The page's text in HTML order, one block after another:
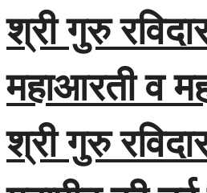
श्री गुरु
महाआरती व
श्री गुरु